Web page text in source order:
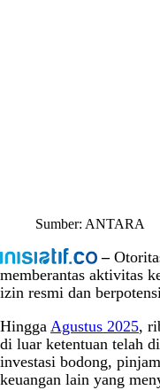
Sumber: ANTARA
–
memberantas aktivitas
izin resmi dan
Hingga Agustus 2025,
di luar ketentuan telah
investasi bodong,
keuangan lain yang